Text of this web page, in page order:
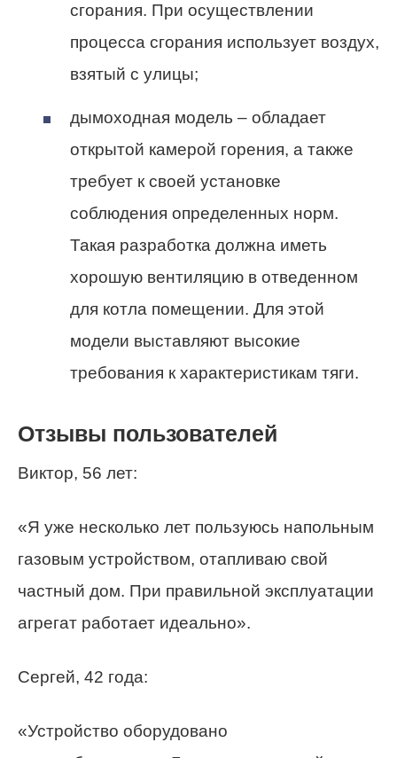
сгорания. При осуществлении
процесса сгорания использует воздух,
взятый с улицы;
дымоходная модель – обладает
открытой камерой горения, а также
требует к своей установке
соблюдения определенных норм.
Такая разработка должна иметь
хорошую вентиляцию в отведенном
для котла помещении. Для этой
модели выставляют высокие
требования к характеристикам тяги.
Отзывы пользователей
Виктор, 56 лет:
«Я уже несколько лет пользуюсь напольным
газовым устройством, отапливаю свой
частный дом. При правильной эксплуатации
агрегат работает идеально».
Сергей, 42 года:
«Устройство оборудовано